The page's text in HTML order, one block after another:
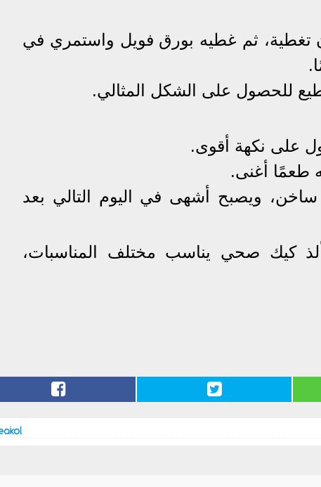
لمدة 20 دقيقة دون تغطية، ثم غطيه بورق فويل واستمري في
على نكهة أقوى.
طعمًا أغنى.
ويصبح أشهى في اليوم التالي بعد
كيك صحي يناسب مختلف المناسبات،